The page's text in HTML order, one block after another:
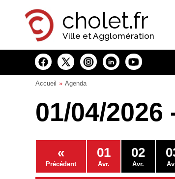
cholet.fr
Ville et Agglomération
Accueil Agenda
01/04/2026
«
Précédent
01
Avr.
02
Avr.